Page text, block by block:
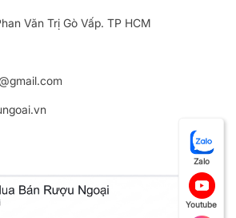
Văn Trị Gò Vấp. TP HCM
Zalo
Youtube